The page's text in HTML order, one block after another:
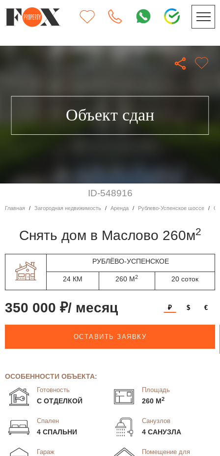
Объект сдан
ID-548916
Главная Загородная недвижимость Аренда Рублево-Успенское шоссе
Снять дом в Маслово 260м2
РУБЛЁВО-УСПЕНСКОЕ
24 КМ 260 М2 20 соток
350 000 ₽/ месяц ₽ $ €
ОСТАВИТЬ ЗАЯВКУ
ОСОБЕННОСТИ ОБЪЕКТА:
Готовность
С ОТДЕЛКОЙ
Площадь
260 М2
Спален
4 СПАЛЬНИ
Санузлов
4 САНУЗЛА
Гараж
Помещение для